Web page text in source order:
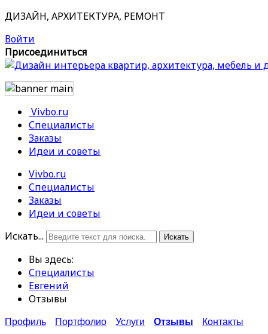
ДИЗАЙН, АРХИТЕКТУРА, РЕМОНТ
Войти
Присоединиться
Vivbo.ru
Специалисты
Заказы
Идеи и советы
Vivbo.ru
Специалисты
Заказы
Идеи и советы
Искать...
Искать
Вы здесь:
Специалисты
Евгений
Отзывы
Профиль Портфолио Услуги Отзывы Контакты